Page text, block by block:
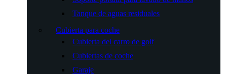
Tanque de aguas residuales
Cubierta para coche
Cubierta del carro de golf
Cubiertas de coche
Garaje